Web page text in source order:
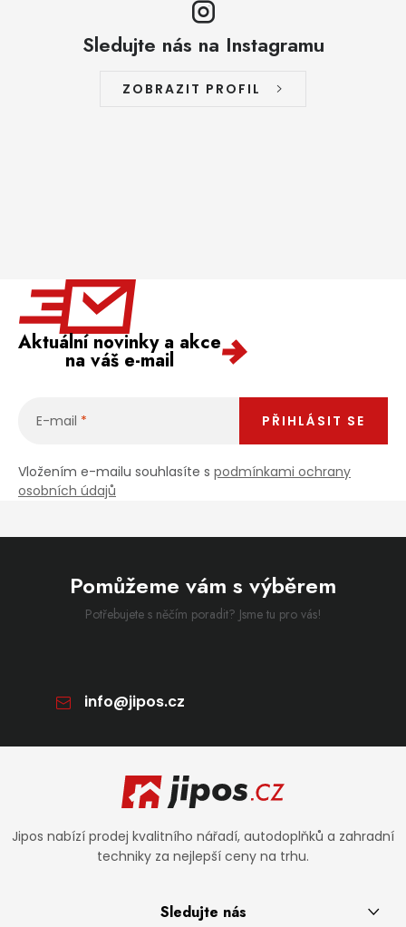
Sledujte nás na Instagramu
ZOBRAZIT PROFIL
Aktuální novinky a akce
na váš e-mail
E-mail
Vložením e-mailu souhlasíte s podmínkami ochrany
osobních údajů
PŘIHLÁSIT SE
Pomůžeme vám s výběrem
Potřebujete s něčím poradit? Jsme tu pro vás!
info@jipos.cz
Zápatí
Jipos nabízí prodej kvalitního nářadí, autodoplňků a zahradní
techniky za nejlepší ceny na trhu.
Sledujte nás